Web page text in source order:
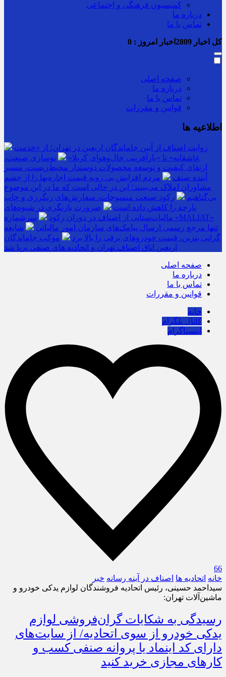
کمیسیون فرهنگی و اجتماعی
درباره ما
تماس با ما
کل اخبار اخبار امروز : 0
صفحه اصلی
درباره ما
تماس با ما
قوانین و مقررات
اطلاعیه ها
روایت اصناف از آیین جاماندگان اربعین در تهران؛ از «خدمت
عاشقانه» تا «بازآفرینی حال‌وهوای کربلا»
نوسازی صنعت،
ارتقای کیفیت و توسعه محصولات دوستدار محیط‌زیست، مسیر
آینده صنف
مردم افزایش بی رویه قیمت اجاره‌بها را از چشم
مشاوران املاک می‌بینند؛ این در حالی است که ما در این موضوع
بی‌گناهیم
رکود صنعت منسوجات، سفارش‌های رنگرزی و چاپ
پارچه را کاهش داده است
ضرورت بازنگری در شیوه‌های
مالیات‌ستانی از اصناف در دوران رکود
سرشماره «MALIAT»
تنها مرجع رسمی ارسال پیامک‌های سازمان امور مالیاتی
شایعه
گرانی بنزین، قیمت خودروهای برقی را بالا برد
موکب جاماندگان
اربعین اتاق اصناف تهران و اتحادیه های صنفی برپا شد
صفحه اصلی
درباره ما
تماس با ما
قوانین و مقررات
خانه
کانال تلگرام
اینستاگرام
66
خانه اتحادیه ها اصناف در آینه رسانه خبر
سیداحمد حسینی، رئیس اتحادیه فروشندگان لوازم یدکی خودرو و
ماشین‌آلات تهران:
رسیدگی به شکایات گران‌فروشی لوازم
یدکی خودرو از سوی اتحادیه/ از سایت‌‌های
دارای کد اینماد یا پروانه صنفی کسب و
کارهای مجازی خرید کنید